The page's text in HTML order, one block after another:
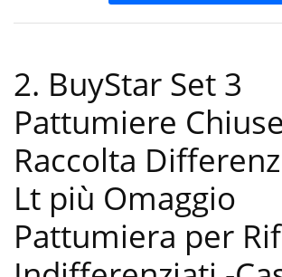
2. BuyStar Set 3
Pattumiere
Raccolta
Lt più Omaggio
Pattumiera per